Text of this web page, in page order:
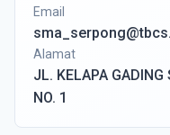
Email
Alamat
JL. KELAPA GADING
NO. 1